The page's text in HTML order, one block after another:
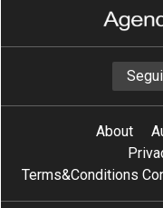
About
Terms&Conditions